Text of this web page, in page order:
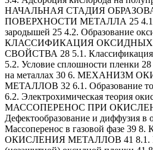
НАЧАЛЬНАЯ СТАДИЯ
ПОВЕРХНОСТИ МЕТАЛЛА 25 4.1.
зародышей 25 4.2. Образование
КЛАССИФИКАЦИЯ
СВОЙСТВА 28 5.1. Классификация
5.2. Условие сплошности пленки
на металлах 30 6. МЕХАНИЗМ
МЕТАЛЛОВ 32 6.1. Образование
6.2. Электрохимическая теория
МАССОПЕРЕНОС ПРИ
Дефектообразование и диффузия в
Массоперенос в газовой фазе 39
ОКИСЛЕНИЯ МЕТАЛЛОВ 41 8.1.